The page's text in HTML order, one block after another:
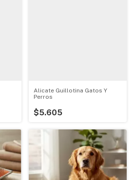
Alicate Guillotina Gatos Y
Perros
$5.605